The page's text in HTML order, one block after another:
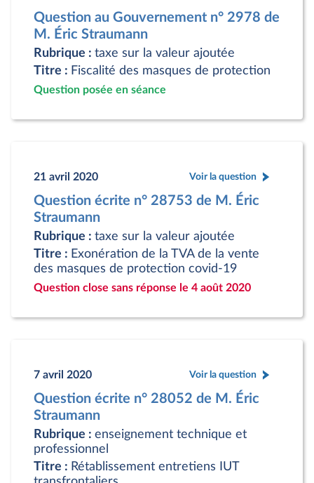
Question au Gouvernement n° 2978 de
M. Éric Straumann
Rubrique : taxe sur la valeur ajoutée
Titre : Fiscalité des masques de protection
Question posée en séance
21 avril 2020 Voir la question
Question écrite n° 28753 de M. Éric
Straumann
Rubrique : taxe sur la valeur ajoutée
Titre : Exonération de la TVA de la vente
des masques de protection covid-19
Question close sans réponse le 4 août 2020
7 avril 2020 Voir la question
Question écrite n° 28052 de M. Éric
Straumann
Rubrique : enseignement technique et
professionnel
Titre : Rétablissement entretiens IUT